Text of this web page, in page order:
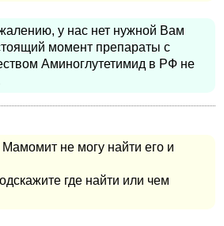
у нас нет нужной Вам
момент препараты с
Аминоглутетимид в РФ не
не могу найти его и
где найти или чем